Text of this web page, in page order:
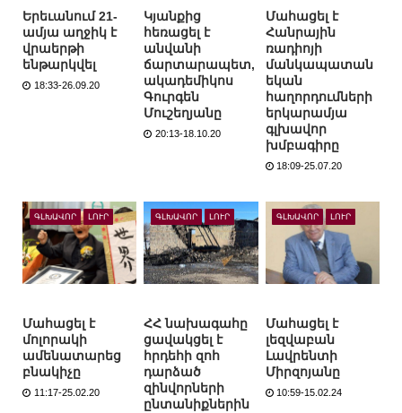
Երեւանում 21-
ամյա աղջիկ է
վրաերթի
ենթարկվել
18:33-26.09.20
Կյանքից
հեռացել է
անվանի
ճարտարապետ,
ակադեմիկոս
Գուրգեն
Մուշեղյանը
20:13-18.10.20
Մահացել է
Հանրային
ռադիոյի
մանկապատան
եկան
հաղորդումների
երկարամյա
գլխավոր
խմբագիրը
18:09-25.07.20
ԳԼԽԱՎՈՐ ԼՈՒՐ
Մահացել է
մոլորակի
ամենատարեց
բնակիչը
11:17-25.02.20
ԳԼԽԱՎՈՐ ԼՈՒՐ
ՀՀ նախագահը
ցավակցել է
հրդեհի զոհ
դարձած
զինվորների
ընտանիքներին
ԳԼԽԱՎՈՐ ԼՈՒՐ
Մահացել է
լեզվաբան
Լավրենտի
Միրզոյանը
10:59-15.02.24